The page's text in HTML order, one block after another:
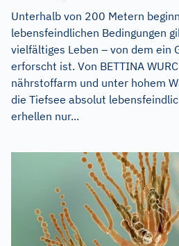
Unterhalb von 200 Metern
lebensfeindlichen Bedingungen
vielfältiges Leben – von dem ein
erforscht ist. Von BETTINA
nährstoffarm und unter hohem
die Tiefsee absolut
erhellen nur...